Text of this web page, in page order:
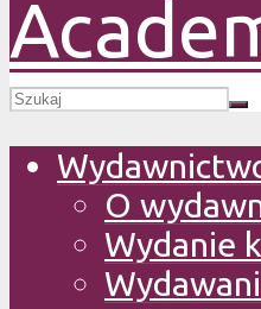
O
Wydanie